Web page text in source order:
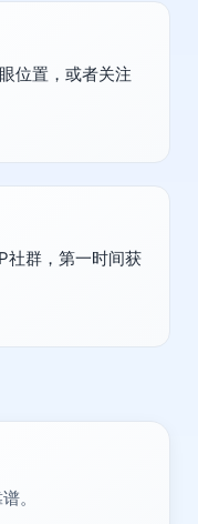
位置，或者关注
社群，第一时间获
。